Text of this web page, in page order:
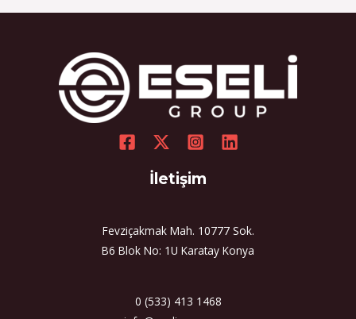
İletişim
Fevziçakmak Mah. 10777 Sok.
B6 Blok No: 1U Karatay Konya
0 (533) 413 1468